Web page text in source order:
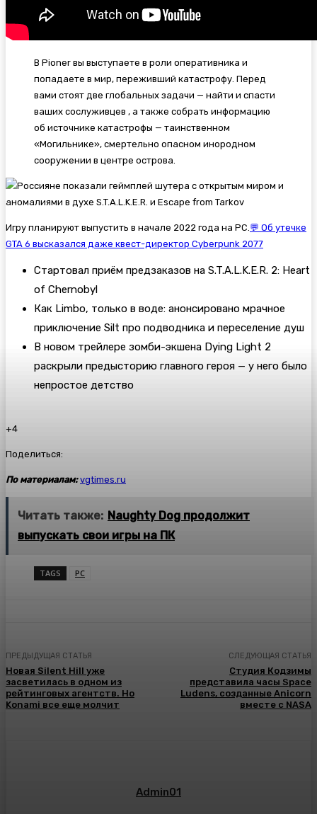
В Pioner вы выступаете в роли оперативника и
попадаете в мир, переживший катастрофу. Перед
вами стоят две глобальных задачи — найти и спасти
ваших сослуживцев , а также собрать информацию
об источнике катастрофы — таинственном
«Могильнике», смертельно опасном инородном
сооружении в центре острова.
Игру планируют выпустить в начале 2022 года на PC. 💬 Об утечке
GTA 6 высказался даже квест-директор Cyberpunk 2077
Стартовал приём предзаказов на S.T.A.L.K.E.R. 2: Heart
of Chernobyl
Как Limbo, только в воде: анонсировано мрачное
приключение Silt про подводника и переселение душ
В новом трейлере зомби-экшена Dying Light 2
раскрыли предысторию главного героя — у него было
непростое детство
+4
Поделиться:
По материалам: vgtimes.ru
Читать также: Naughty Dog продолжит
выпускать свои игры на ПК
TAGS PC
ПРЕДЫДУЩАЯ СТАТЬЯ
Новая Silent Hill уже
засветилась в одном из
рейтинговых агентств. Но
Konami все еще молчит
СЛЕДУЮЩАЯ СТАТЬЯ
Студия Кодзимы
представила часы Space
Ludens, созданные Anicorn
вместе с NASA
Admin01